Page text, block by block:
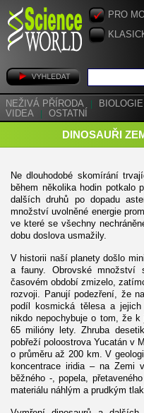
PRO
NEŽIVÁ PŘÍRODA BIOLOGIE
VIDEA
OSTATNÍ
DINOSAUŘI
Ne dlouhodobé skomírání
během několika hodin potkalo
dalších druhů po dopadu
množství uvolněné energie
ve které se všechny
dobu doslova usmažily.
V historii naší planety došlo
a fauny. Obrovské množství
časovém období zmizelo,
rozvoji. Panují podezření, že
podíl kosmická tělesa a
nikdo nepochybuje o tom, že k
65 milióny lety. Zhruba
pobřeží poloostrova Yucatán v
o průměru až 200 km. V
koncentrace iridia – na Zemi
běžného -, popela,
materiálu náhlým a prudkým